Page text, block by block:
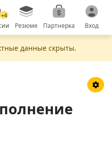
+4
Резюме Партнерка Вход
данные скрыты.